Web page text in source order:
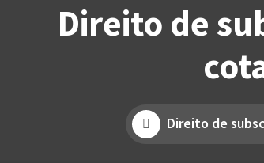
Direito de
Direito de